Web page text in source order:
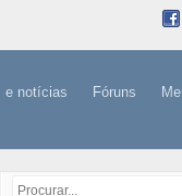
e notícias Fóruns